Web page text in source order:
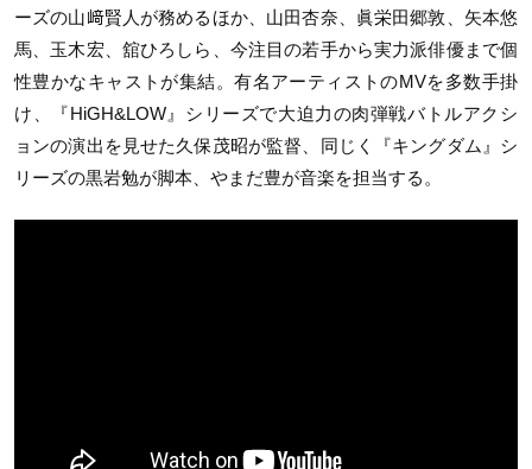
ーズの山﨑賢人が務めるほか、山田杏奈、眞栄田郷敦、矢本悠
馬、玉木宏、舘ひろしら、今注目の若手から実力派俳優まで個
性豊かなキャストが集結。有名アーティストのMVを多数手掛
け、『HiGH&LOW』シリーズで大迫力の肉弾戦バトルアクシ
ョンの演出を見せた久保茂昭が監督、同じく『キングダム』シ
リーズの黒岩勉が脚本、やまだ豊が音楽を担当する。